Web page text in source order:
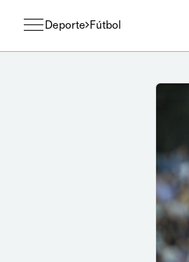
Deporte Fútbol